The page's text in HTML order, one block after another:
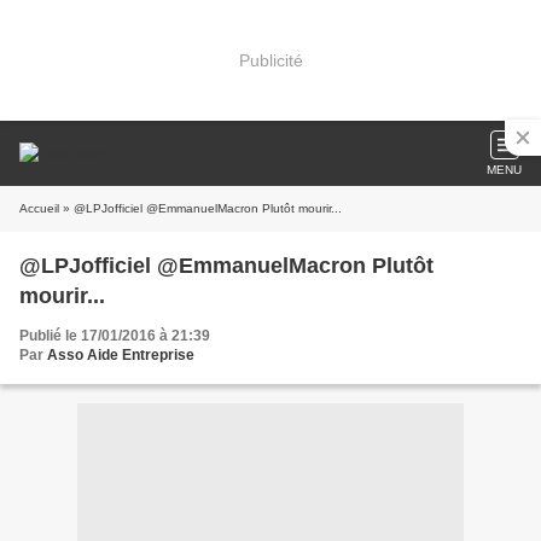
Publicité
MENU
Accueil » @LPJofficiel @EmmanuelMacron Plutôt mourir...
@LPJofficiel @EmmanuelMacron Plutôt
mourir...
Publié le 17/01/2016 à 21:39
Par Asso Aide Entreprise